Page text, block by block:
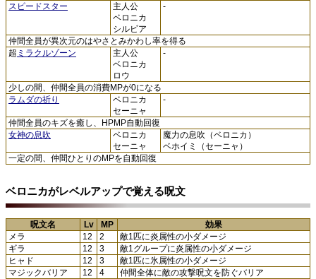
スピードスター
主人公
ベロニカ
シルビア
-
仲間全員が異次元のはやさとみかわし率を得る
超 ミラクルゾーン
主人公
ベロニカ
ロウ
-
少しの間、仲間全員の消費MPが0になる
ラムダの祈り
ベロニカ
セーニャ
-
仲間全員のキズを癒し、HPMP自動回復
女神の息吹
ベロニカ
セーニャ
魔力の息吹（ベロニカ）
ベホイミ（セーニャ）
一定の間、仲間ひとりのMPを自動回復
ベロニカがレベルアップで覚える呪文
呪文名 Lv MP
効果
メラ
12 2
敵1匹に炎属性の小ダメージ
ギラ
12 3
敵1グループに炎属性の小ダメージ
ヒャド
12 3
敵1匹に氷属性の小ダメージ
マジックバリア
12 4 仲間全体に敵の攻撃呪文を防ぐバリア